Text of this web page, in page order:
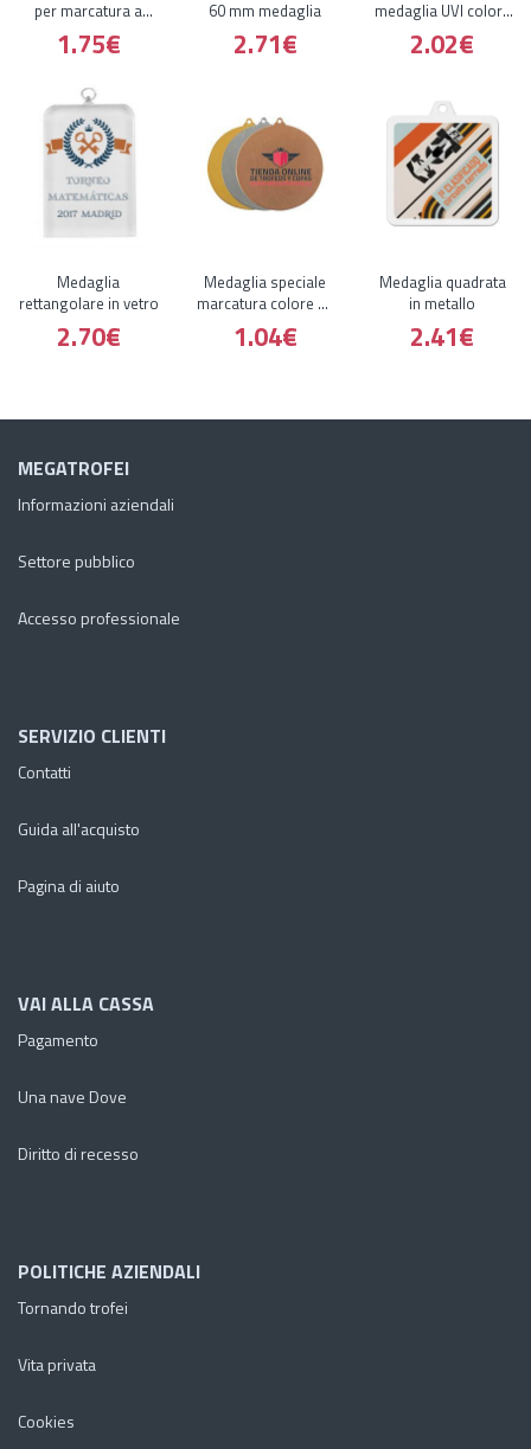
per marcatura a
colori da 55 mm
1.75€
60 mm medaglia
2.71€
medaglia UVI colore
di selezione speciale
di 60 mm
2.02€
Medaglia
rettangolare in vetro
2.70€
Medaglia speciale
marcatura colore 50
mm
1.04€
Medaglia quadrata
in metallo
2.41€
MEGATROFEI
Informazioni aziendali
Settore pubblico
Accesso professionale
SERVIZIO CLIENTI
Contatti
Guida all'acquisto
Pagina di aiuto
VAI ALLA CASSA
Pagamento
Una nave Dove
Diritto di recesso
POLITICHE AZIENDALI
Tornando trofei
Vita privata
Cookies